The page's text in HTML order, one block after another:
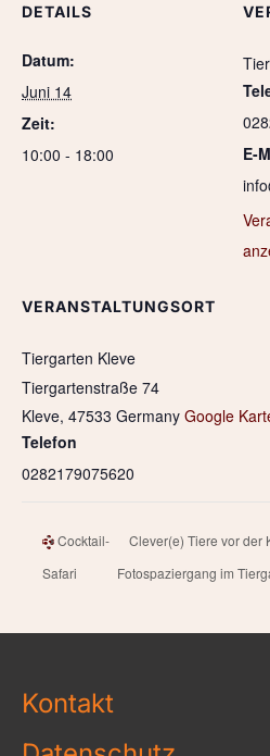
DETAILS
Datum:
Juni 14
Zeit:
10:00 - 18:00
VERANSTALTUNGSORT
Tiergarten Kleve
Tiergartenstraße 74
Kleve, 47533 Germany Google
Telefon
0282179075620
E-
Cocktail-
Safari
Clever(e) Tiere vor der
Fotospaziergang im
Kontakt